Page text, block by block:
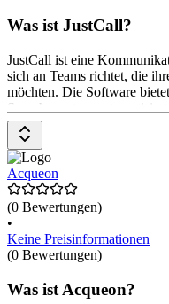
Was ist JustCall?
JustCall ist eine
sich an Teams richtet, die
möchten. Die Software
Sprachagenten,
Nachrichten sowie
beginnt mit einem
von verschiedenen
Acqueon
(0 Bewertungen)
•
Keine Preisinformationen
(0 Bewertungen)
Was ist Acqueon?